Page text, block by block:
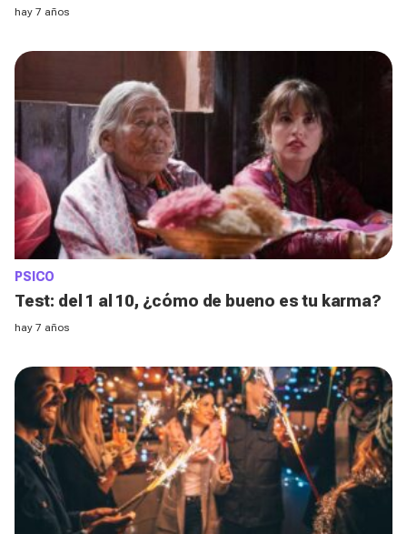
hay 7 años
PSICO
Test: del 1 al 10, ¿cómo de bueno es tu karma?
hay 7 años